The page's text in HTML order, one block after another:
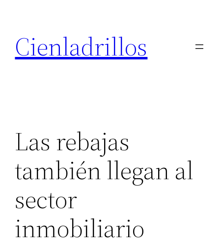
contenido
Cienladrillos
Las rebajas
también llegan al
sector
inmobiliario